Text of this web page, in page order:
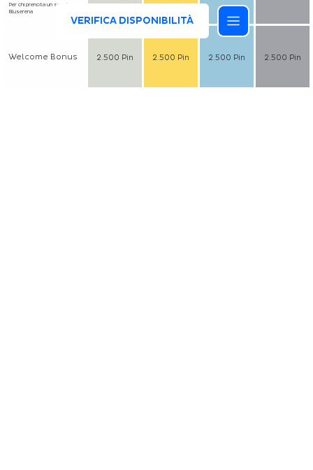
VERIFICA DISPONIBILITÀ
Per chi prenota un soggiorno
Bluserena
Welcome Bonus 2.500 Pin 2.500 Pin 2.500 Pin 2.500 Pin